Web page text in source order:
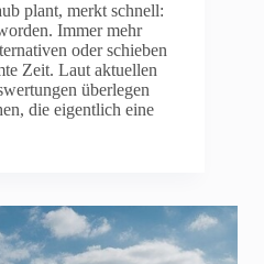
plant, merkt schnell:
Immer mehr
oder schieben
Zeit. Laut aktuellen
überlegen
die eigentlich eine